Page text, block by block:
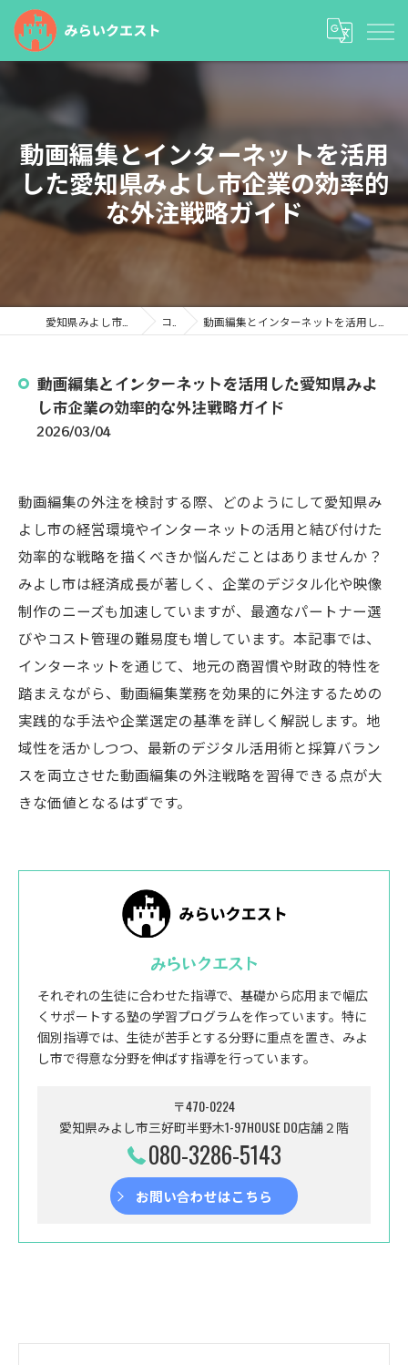
動画編集とインターネットを活用
した愛知県みよし市企業の効率的
な外注戦略ガイド
コラム 動画編集とインターネットを活用した愛知県みよし市企業の効率的な外注戦略ガイド
動画編集とインターネットを活用した愛知県みよ
し市企業の効率的な外注戦略ガイド
2026/03/04
動画編集の外注を検討する際、どのようにして愛知県み
よし市の経営環境やインターネットの活用と結び付けた
効率的な戦略を描くべきか悩んだことはありませんか？
みよし市は経済成長が著しく、企業のデジタル化や映像
制作のニーズも加速していますが、最適なパートナー選
びやコスト管理の難易度も増しています。本記事では、
インターネットを通じて、地元の商習慣や財政的特性を
踏まえながら、動画編集業務を効果的に外注するための
実践的な手法や企業選定の基準を詳しく解説します。地
域性を活かしつつ、最新のデジタル活用術と採算バラン
スを両立させた動画編集の外注戦略を習得できる点が大
きな価値となるはずです。
みらいクエスト
それぞれの生徒に合わせた指導で、基礎から応用まで幅広
くサポートする塾の学習プログラムを作っています。特に
個別指導では、生徒が苦手とする分野に重点を置き、みよ
し市で得意な分野を伸ばす指導を行っています。
〒470-0224
愛知県みよし市三好町半野木1-97HOUSE DO店舗２階
080-3286-5143
お問い合わせはこちら